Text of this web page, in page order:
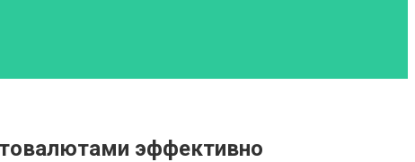
эффективно